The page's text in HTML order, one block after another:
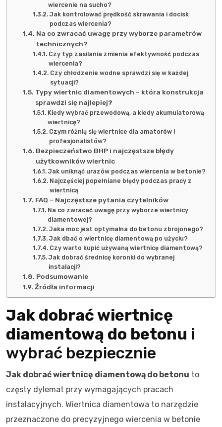
wiercenie na sucho?
Jak kontrolować prędkość skrawania i docisk
podczas wiercenia?
Na co zwracać uwagę przy wyborze parametrów
technicznych?
Czy typ zasilania zmienia efektywność podczas
wiercenia?
Czy chłodzenie wodne sprawdzi się w każdej
sytuacji?
Typy wiertnic diamentowych – która konstrukcja
sprawdzi się najlepiej?
Kiedy wybrać przewodową, a kiedy akumulatorową
wiertnicę?
Czym różnią się wiertnice dla amatorów i
profesjonalistów?
Bezpieczeństwo BHP i najczęstsze błędy
użytkowników wiertnic
Jak uniknąć urazów podczas wiercenia w betonie?
Najczęściej popełniane błędy podczas pracy z
wiertnicą
FAQ – Najczęstsze pytania czytelników
Na co zwracać uwagę przy wyborze wiertnicy
diamentowej?
Jaka moc jest optymalna do betonu zbrojonego?
Jak dbać o wiertnicę diamentową po użyciu?
Czy warto kupić używaną wiertnicę diamentową?
Jak dobrać średnicę koronki do wybranej
instalacji?
Podsumowanie
Źródła informacji
Jak dobrać wiertnicę
diamentową do betonu i
wybrać bezpiecznie
Jak dobrać wiertnicę diamentową do betonu to
częsty dylemat przy wymagających pracach
instalacyjnych. Wiertnica diamentowa to narzędzie
przeznaczone do precyzyjnego wiercenia w betonie